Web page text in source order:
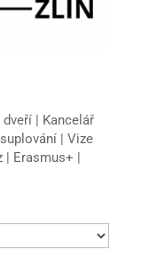
dveří| Kancelář
| Vize
| Erasmus+ |